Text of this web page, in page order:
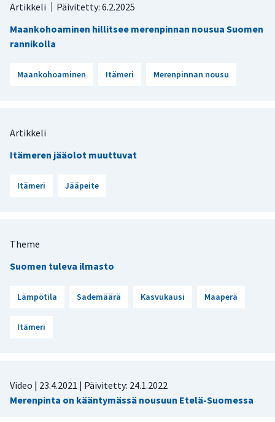
Artikkeli
Päivitetty: 6.2.2025
Maankohoaminen hillitsee merenpinnan nousua Suomen
rannikolla
Maankohoaminen Itämeri Merenpinnan nousu
Artikkeli
Itämeren jääolot muuttuvat
Itämeri Jääpeite
Theme
Suomen tuleva ilmasto
Lämpötila Sademäärä Kasvukausi Maaperä
Itämeri
Video | 23.4.2021 | Päivitetty: 24.1.2022
Merenpinta on kääntymässä nousuun Etelä-Suomessa